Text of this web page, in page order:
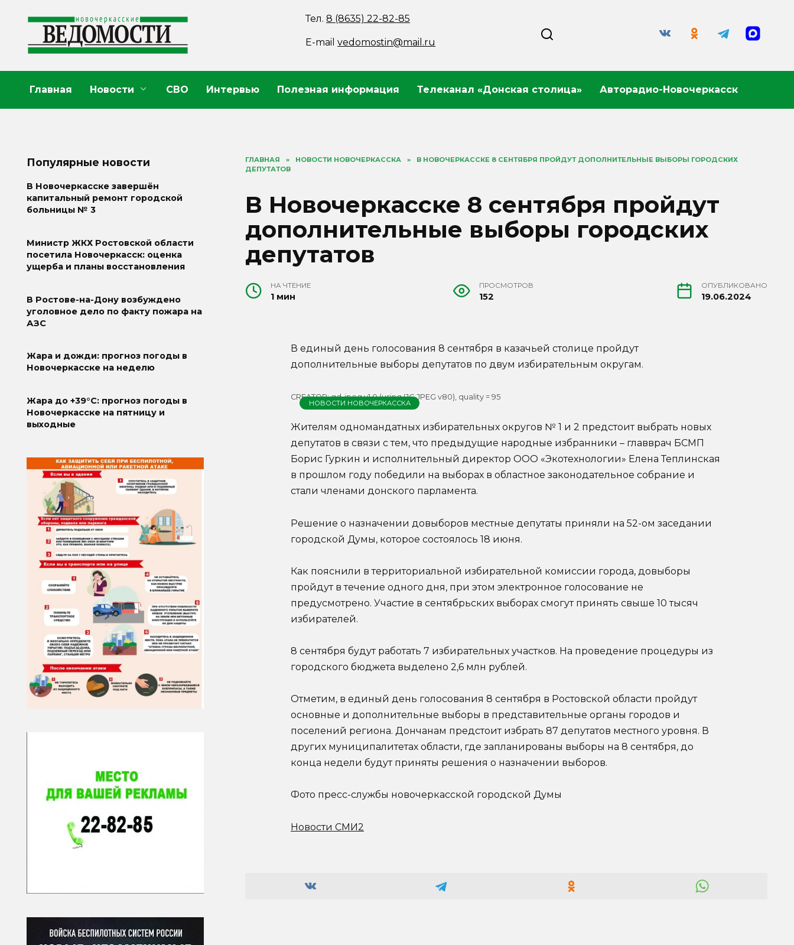
содержанию
Тел.8 (8635) 22-82-85
E-mailvedomostin@mail.ru
Главная Новости СВО Интервью Полезная информация Телеканал «Донская столица» Авторадио-Новочеркасск
ГЛАВНАЯ » НОВОСТИ НОВОЧЕРКАССКА »
В НОВОЧЕРКАССКЕ 8 СЕНТЯБРЯ ПРОЙДУТ ДОПОЛНИТЕЛЬНЫЕ ВЫБОРЫ ГОРОДСКИХ
ДЕПУТАТОВ
В Новочеркасске 8 сентября пройдут
дополнительные выборы городских
депутатов
НА ЧТЕНИЕ
1 мин
ПРОСМОТРОВ
152
ОПУБЛИКОВАНО
19.06.2024
В единый день голосования 8 сентября в казачьей столице пройдут
дополнительные выборы депутатов по двум избирательным округам.
CREATOR: gd-jpeg v1.0 (using IJG JPEG v80), quality = 95
НОВОСТИ НОВОЧЕРКАССКА
Жителям одномандатных избирательных округов № 1 и 2 предстоит выбрать новых
депутатов в связи с тем, что предыдущие народные избранники – главврач БСМП
Борис Гуркин и исполнительный директор ООО «Экотехнологии» Елена Теплинская
в прошлом году победили на выборах в областное законодательное собрание и
стали членами донского парламента.
Решение о назначении довыборов местные депутаты приняли на 52-ом заседании
городской Думы, которое состоялось 18 июня.
Как пояснили в территориальной избирательной комиссии города, довыборы
пройдут в течение одного дня, при этом электронное голосование не
предусмотрено. Участие в сентябрьских выборах смогут принять свыше 10 тысяч
избирателей.
8 сентября будут работать 7 избирательных участков. На проведение процедуры из
городского бюджета выделено 2,6 млн рублей.
Отметим, в единый день голосования 8 сентября в Ростовской области пройдут
основные и дополнительные выборы в представительные органы городов и
поселений региона. Дончанам предстоит избрать 87 депутатов местного уровня. В
других муниципалитетах области, где запланированы выборы на 8 сентября, до
конца недели будут приняты решения о назначении выборов.
Фото пресс-службы новочеркасской городской Думы
Новости СМИ2
Популярные новости
В Новочеркасске завершён
капитальный ремонт городской
больницы № 3
Министр ЖКХ Ростовской области
посетила Новочеркасск: оценка
ущерба и планы восстановления
В Ростове-на-Дону возбуждено
уголовное дело по факту пожара на
АЗС
Жара и дожди: прогноз погоды в
Новочеркасске на неделю
Жара до +39°C: прогноз погоды в
Новочеркасске на пятницу и
выходные